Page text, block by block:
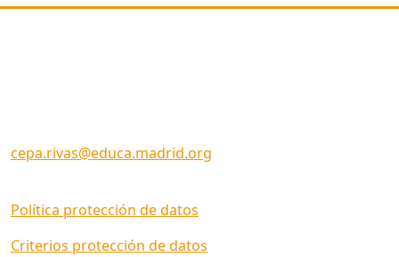
cepa.rivas@educa.madrid.org
Política protección de datos
Criterios protección de datos